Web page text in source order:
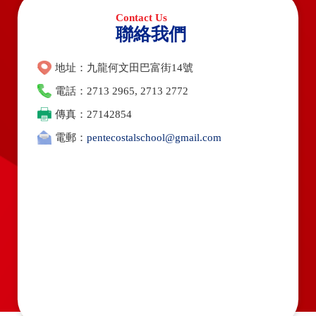
聯絡我們
地址：九龍何文田巴富街14號
電話：2713 2965, 2713 2772
傳真：27142854
電郵： pentecostalschool@gmail.com